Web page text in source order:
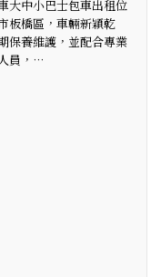
大中小巴士包車出租位
板橋區，車輛新穎乾
保養維護，並配合專業
員，…